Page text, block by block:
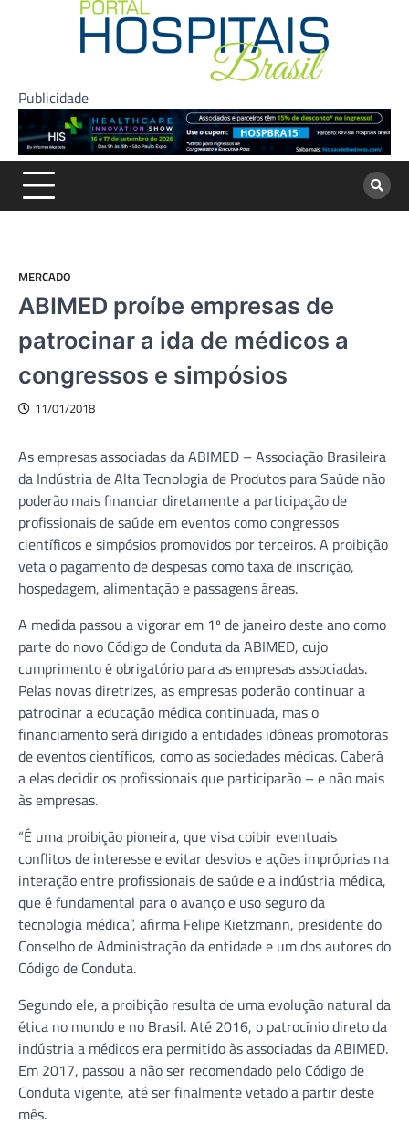
Publicidade
MERCADO
ABIMED proíbe empresas de
patrocinar a ida de médicos a
congressos e simpósios
11/01/2018
As empresas associadas da ABIMED – Associação Brasileira
da Indústria de Alta Tecnologia de Produtos para Saúde não
poderão mais financiar diretamente a participação de
profissionais de saúde em eventos como congressos
científicos e simpósios promovidos por terceiros. A proibição
veta o pagamento de despesas como taxa de inscrição,
hospedagem, alimentação e passagens áreas.
A medida passou a vigorar em 1º de janeiro deste ano como
parte do novo Código de Conduta da ABIMED, cujo
cumprimento é obrigatório para as empresas associadas.
Pelas novas diretrizes, as empresas poderão continuar a
patrocinar a educação médica continuada, mas o
financiamento será dirigido a entidades idôneas promotoras
de eventos científicos, como as sociedades médicas. Caberá
a elas decidir os profissionais que participarão – e não mais
às empresas.
“É uma proibição pioneira, que visa coibir eventuais
conflitos de interesse e evitar desvios e ações impróprias na
interação entre profissionais de saúde e a indústria médica,
que é fundamental para o avanço e uso seguro da
tecnologia médica”, afirma Felipe Kietzmann, presidente do
Conselho de Administração da entidade e um dos autores do
Código de Conduta.
Segundo ele, a proibição resulta de uma evolução natural da
ética no mundo e no Brasil. Até 2016, o patrocínio direto da
indústria a médicos era permitido às associadas da ABIMED.
Em 2017, passou a não ser recomendado pelo Código de
Conduta vigente, até ser finalmente vetado a partir deste
mês.